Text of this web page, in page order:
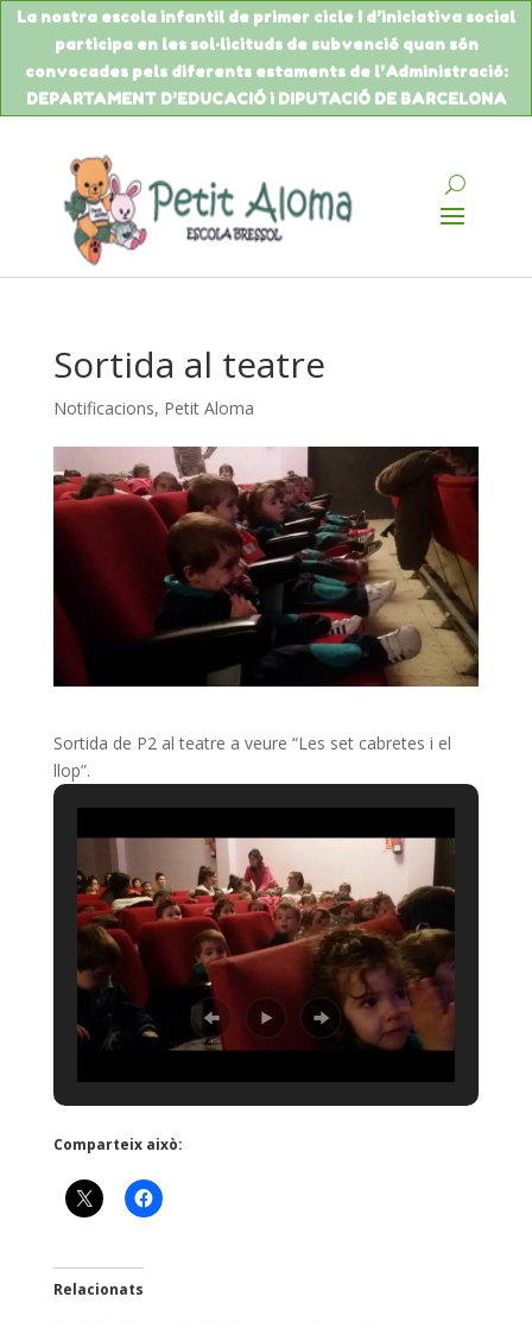
La nostra escola infantil de primer cicle I d’iniciativa social
participa en les sol·licituds de subvencióquan són
convocades pels diferents estaments de l’Administració:
DEPARTAMENT D’EDUCACIÓi DIPUTACIÓ DE BARCELONA
Sortida al teatre
Notificacions, Petit Aloma
Sortida de P2 al teatre a veure “Les set cabretes i el
llop”.
Comparteix això:
Relacionats